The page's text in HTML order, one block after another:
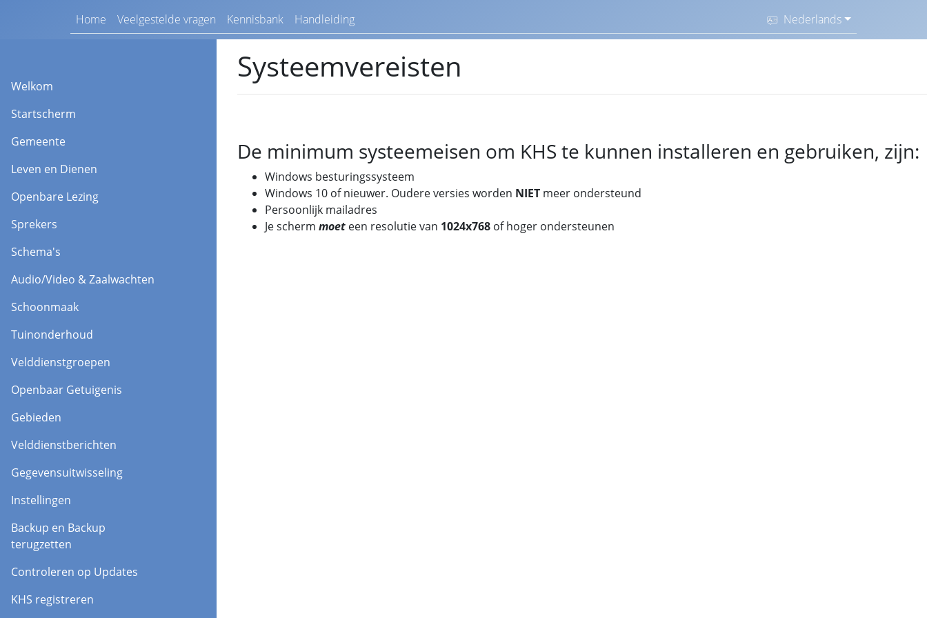
Home Veelgestelde vragen Kennisbank Handleiding Nederlands
Welkom
Startscherm
Gemeente
Leven en Dienen
Openbare Lezing
Sprekers
Schema's
Audio/Video & Zaalwachten
Schoonmaak
Tuinonderhoud
Velddienstgroepen
Openbaar Getuigenis
Gebieden
Velddienstberichten
Gegevensuitwisseling
Instellingen
Backup en Backup
terugzetten
Controleren op Updates
KHS registreren
Systeemvereisten
De minimum systeemeisen om KHS te kunnen installeren en gebruiken, zijn:
Windows besturingssysteem
Windows 10 of nieuwer. Oudere versies worden NIETmeer ondersteund
Persoonlijk mailadres
Je scherm moet een resolutie van 1024x768 of hoger ondersteunen